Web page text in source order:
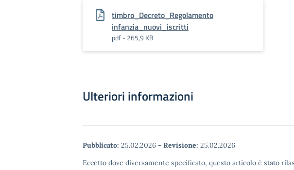
timbro_Decreto_Regolamento
infanzia_nuovi_iscritti
pdf - 265,9 KB
Ulteriori informazioni
Pubblicato: 25.02.2026 - Revisione: 25.02.2026
Eccetto dove diversamente specificato, questo articolo è stato